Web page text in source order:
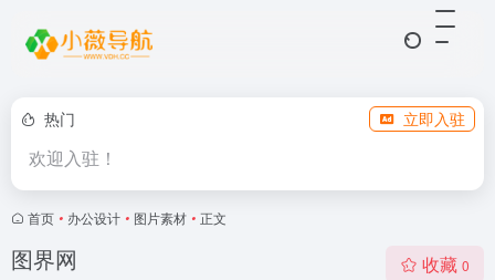
热门 立即入驻
欢迎入驻！
首页 • 办公设计 • 图片素材 • 正文
图界网 收藏 0